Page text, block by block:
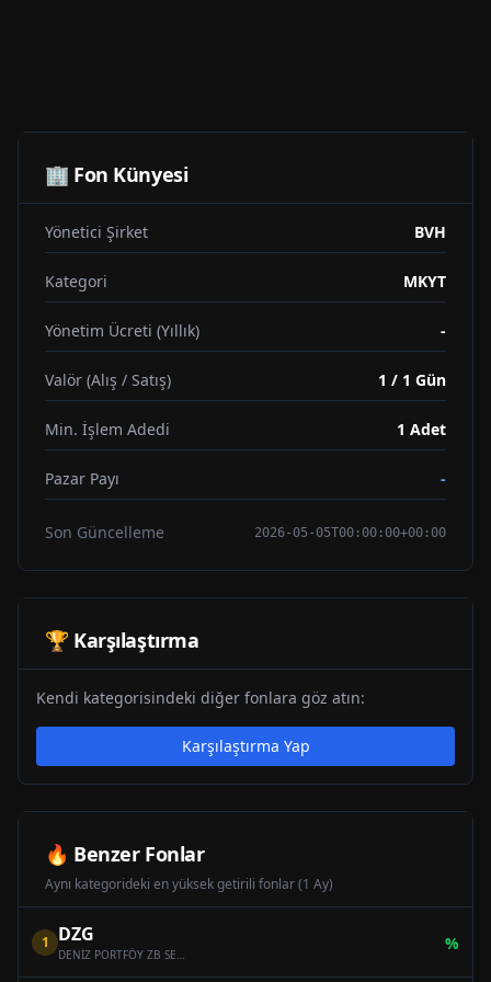
🏢 Fon Künyesi
Yönetici Şirket BVH
Kategori MKYT
Yönetim Ücreti (Yıllık) -
Valör (Alış / Satış) 1 / 1 Gün
Min. İşlem Adedi 1 Adet
Pazar Payı -
Son Güncelleme 2026-05-05T00:00:00+00:00
🏆 Karşılaştırma
Kendi kategorisindeki diğer fonlara göz atın:
Karşılaştırma Yap
🔥 Benzer Fonlar
Aynı kategorideki en yüksek getirili fonlar (1 Ay)
1 DZG
DENİZ PORTFÖY ZB SERBEST (DÖVİZ) ÖZEL FON
%